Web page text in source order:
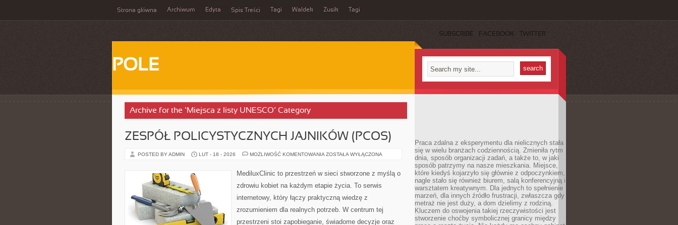
Strona główna Archiwum Edyta Spis Treści Tagi Waldek Zusik Tagi
SUBSCRIBE FACEBOOK TWITTER
POLE
Archive for the ‘Miejsca z listy UNESCO’ Category
ZESPÓŁ POLICYSTYCZNYCH JAJNIKÓW (PCOS)
POSTED BY ADMIN LUT - 18 - 2026 MOŻLIWOŚĆ KOMENTOWANIA ZESPÓŁ
(PCOS)
ZOSTAŁA WYŁĄCZONA
MediluxClinic to przestrzeń w sieci stworzone z myślą o
zdrowiu kobiet na każdym etapie życia. To serwis
internetowy, który łączy praktyczną wiedzę z
zrozumieniem dla realnych potrzeb. W centrum tej
przestrzeni stoi zapobieganie, świadome decyzje oraz
Praca zdalna z eksperymentu dla nielicznych stała
się w wielu branżach codziennością. Zmieniła rytm
dnia, sposób organizacji zadań, a także to, w jaki
sposób patrzymy na nasze mieszkania. Miejsce,
które kiedyś kojarzyło się głównie z odpoczynkiem,
nagle stało się również biurem, salą konferencyjną i
warsztatem kreatywnym. Dla jednych to spełnienie
marzeń, dla innych źródło frustracji, zwłaszcza gdy
metraż nie jest duży, a dom dzielimy z rodziną.
Kluczem do oswojenia takiej rzeczywistości jest
stworzenie choćby symbolicznej granicy między